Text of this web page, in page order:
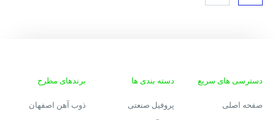
دسترسی های سریع
صفحه اصلی
دسته بندی ها
پروفیل صنعتی
برندهای مطرح
ذوب آهن اصفهان